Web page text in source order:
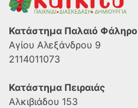
Κατάστημα Παλαιό Φάληρο
Αγίου Αλεξάνδρου 9
2114011073
Κατάστημα Πειραιάς
Αλκιβιάδου 153